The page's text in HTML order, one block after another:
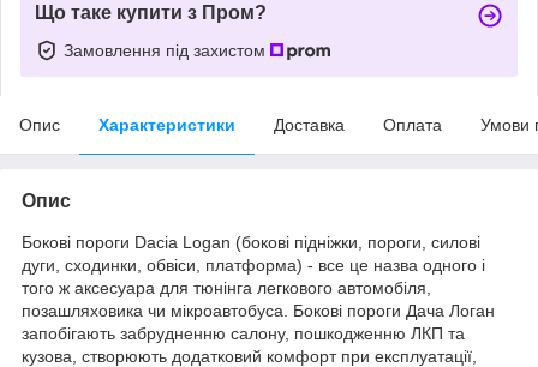
Що таке купити з Пром?
Замовлення під захистом
Опис Характеристики Доставка Оплата Умови
Опис
Бокові пороги Dacia Logan (бокові підніжки, пороги, силові
дуги, сходинки, обвіси, платформа) - все це назва одного і
того ж аксесуара для тюнінга легкового автомобіля,
позашляховика чи мікроавтобуса. Бокові пороги Дача Логан
запобігають забрудненню салону, пошкодженню ЛКП та
кузова, створюють додатковий комфорт при експлуатації,